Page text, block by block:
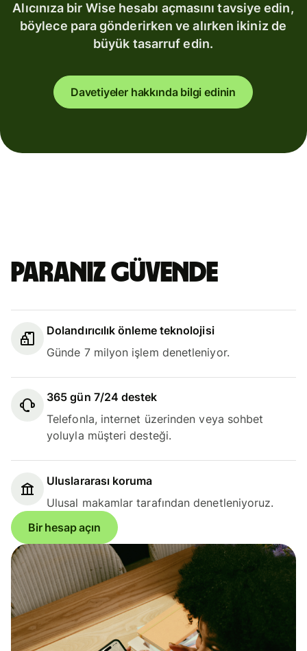
Alıcınıza bir Wise hesabı açmasını tavsiye edin,
böylece para gönderirken ve alırken ikiniz de
büyük tasarruf edin.
Davetiyeler hakkında bilgi edinin
Paranız güvende
Dolandırıcılık önleme teknolojisi
Günde 7 milyon işlem denetleniyor.
365 gün 7/24 destek
Telefonla, internet üzerinden veya sohbet
yoluyla müşteri desteği.
Uluslararası koruma
Ulusal makamlar tarafından denetleniyoruz.
Bir hesap açın